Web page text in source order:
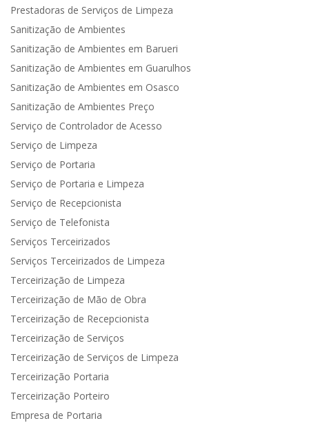
Prestadoras de Serviços de Limpeza
Sanitização de Ambientes
Sanitização de Ambientes em Barueri
Sanitização de Ambientes em Guarulhos
Sanitização de Ambientes em Osasco
Sanitização de Ambientes Preço
Serviço de Controlador de Acesso
Serviço de Limpeza
Serviço de Portaria
Serviço de Portaria e Limpeza
Serviço de Recepcionista
Serviço de Telefonista
Serviços Terceirizados
Serviços Terceirizados de Limpeza
Terceirização de Limpeza
Terceirização de Mão de Obra
Terceirização de Recepcionista
Terceirização de Serviços
Terceirização de Serviços de Limpeza
Terceirização Portaria
Terceirização Porteiro
Empresa de Portaria